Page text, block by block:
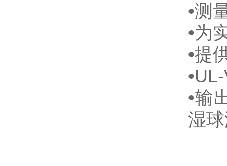
•测
•为
•提
•输
湿